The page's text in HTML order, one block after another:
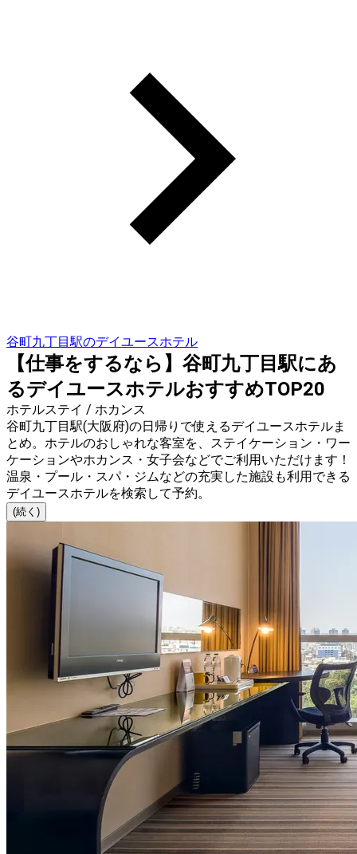
谷町九丁目駅のデイユースホテル
【仕事をするなら】谷町九丁目駅にあ
るデイユースホテルおすすめTOP20
ホテルステイ / ホカンス
谷町九丁目駅(大阪府)の日帰りで使えるデイユースホテルま
とめ。ホテルのおしゃれな客室を、ステイケーション・ワー
ケーションやホカンス・女子会などでご利用いただけます！
温泉・プール・スパ・ジムなどの充実した施設も利用できる
デイユースホテルを検索して予約。
(続く)